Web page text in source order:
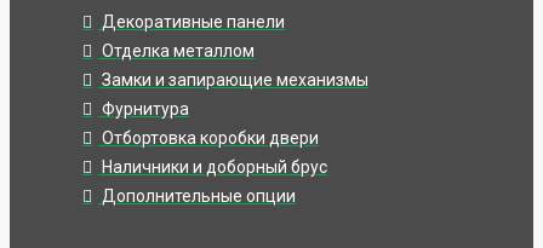
Декоративные панели
Отделка металлом
Замки и запирающие механизмы
Фурнитура
Отбортовка коробки двери
Наличники и доборный брус
Дополнительные опции